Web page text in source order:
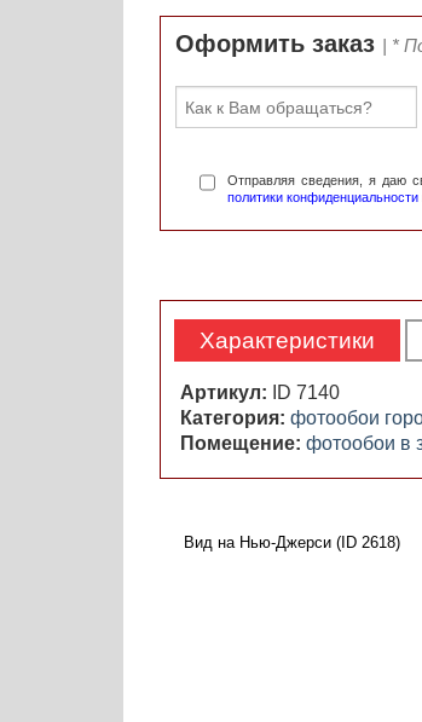
Оформить заказ | *
Отправляя сведения, я даю
политики конфиденциальности
Характеристики
Артикул:
ID 7140
Категория: фотообои
Помещение: фотообои в
Вид на Нью-Джерси (ID 2618)